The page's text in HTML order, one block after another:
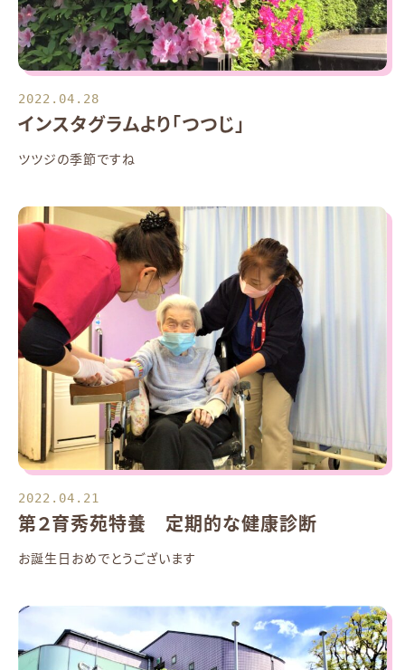
2022.04.28
インスタグラムより「つつじ」
ツツジの季節ですね
2022.04.21
第２育秀苑特養 定期的な健康診断
お誕生日おめでとうございます